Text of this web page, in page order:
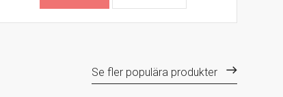
Se fler populära produkter